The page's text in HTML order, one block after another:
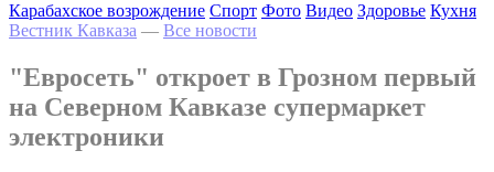
Карабахское возрождение Спорт Фото Видео Здоровье Кухня
Вестник Кавказа — Все новости
"Евросеть" откроет в Грозном первый
на Северном Кавказе супермаркет
электроники